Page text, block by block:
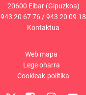
20600 Eibar (Gipuzkoa)
943 20 67 76/943 20 09 18
Kontaktua
Web mapa
Lege oharra
Cookieak-politika